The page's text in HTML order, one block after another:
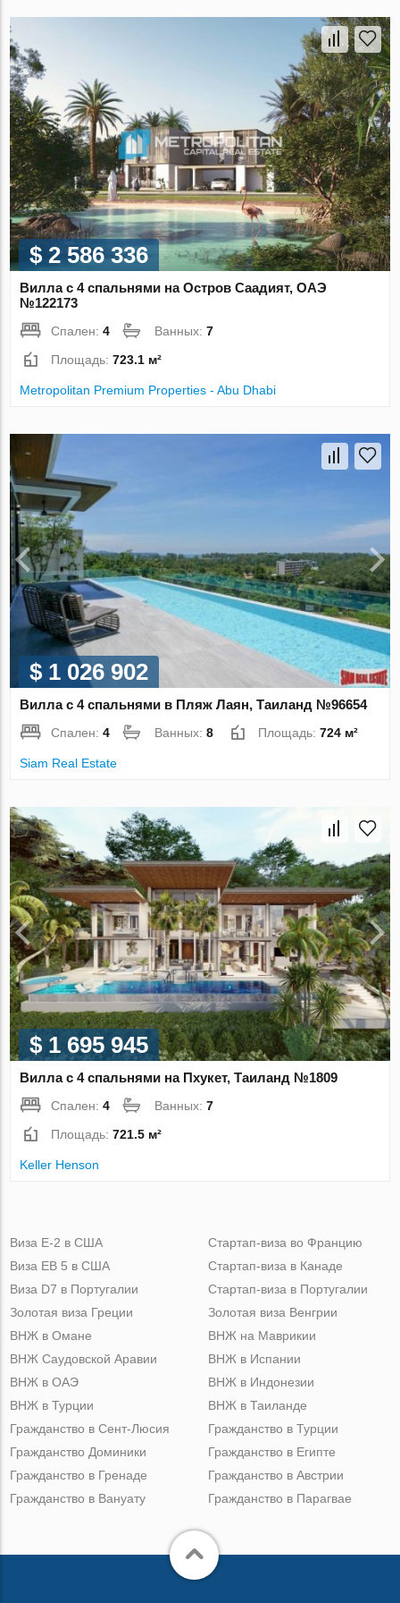
$ 2 586 336
Вилла с 4 спальнями на Остров Саадият, ОАЭ
№122173
Спален:4 Ванных:7
Площадь:723.1 м²
Metropolitan Premium Properties - Abu Dhabi
$ 1 026 902
Вилла с 4 спальнями в Пляж Лаян, Таиланд №96654
Спален:4 Ванных:8 Площадь:724 м²
Siam Real Estate
$ 1 695 945
Вилла с 4 спальнями на Пхукет, Таиланд №1809
Спален:4 Ванных:7
Площадь:721.5 м²
Keller Henson
Виза Е-2 в США
Виза ЕВ 5 в США
Виза D7 в Португалии
Золотая виза Греции
Стартап-виза во Францию
Стартап-виза в Канаде
Стартап-виза в Португалии
Золотая виза Венгрии
ВНЖ в Омане
ВНЖ Саудовской Аравии
ВНЖ в ОАЭ
ВНЖ в Турции
ВНЖ на Маврикии
ВНЖ в Испании
ВНЖ в Индонезии
ВНЖ в Таиланде
Гражданство в Сент-Люсия
Гражданство Доминики
Гражданство в Гренаде
Гражданство в Вануату
Гражданство в Турции
Гражданство в Египте
Гражданство в Австрии
Гражданство в Парагвае